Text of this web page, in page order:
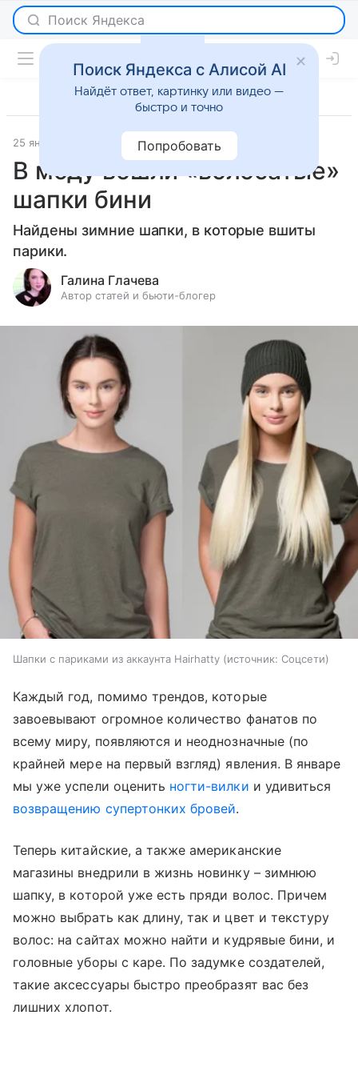
25 января 2024 Красота
В моду вошли «волосатые»
шапки бини
Найдены зимние шапки, в которые вшиты
парики.
Галина Глачева
Автор статей и бьюти-блогер
Шапки с париками из аккаунта Hairhatty источник: Соцсети
Каждый год, помимо трендов, которые
завоевывают огромное количество фанатов по
всему миру, появляются и неоднозначные (по
крайней мере на первый взгляд) явления. В январе
мы уже успели оценить ногти-вилки и удивиться
возвращению супертонких бровей.
Теперь китайские, а также американские
магазины внедрили в жизнь новинку – зимнюю
шапку, в которой уже есть пряди волос. Причем
можно выбрать как длину, так и цвет и текстуру
волос: на сайтах можно найти и кудрявые бини, и
головные уборы с каре. По задумке создателей,
такие аксессуары быстро преобразят вас без
лишних хлопот.
Поиск Яндекса с Алисой AI
Найдёт ответ, картинку или видео —
быстро и точно
Попробовать